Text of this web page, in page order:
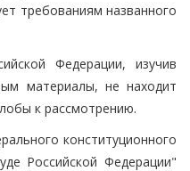
требованиям названного
Федерации, изучив
материалы, не находит
к рассмотрению.
конституционного
Российской Федерации"